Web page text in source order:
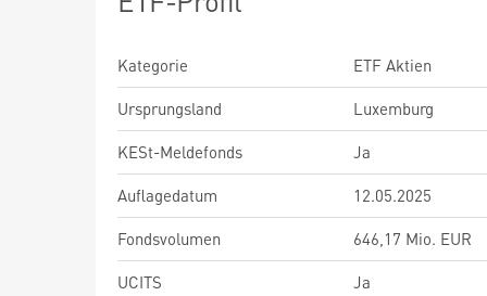
Kategorie
ETF Aktien
Ursprungsland
Luxemburg
KESt-Meldefonds
Ja
Auflagedatum
12.05.2025
Fondsvolumen
646,17 Mio. EUR
UCITS
Ja